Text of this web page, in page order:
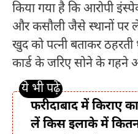
किया गया है कि आरोपी
और कसौली जैसे स्थानों पर
खुद को पत्नी बताकर
कार्ड के जरिए सोने के गहने
फरीदाबाद में किराए
लें किस इलाके में